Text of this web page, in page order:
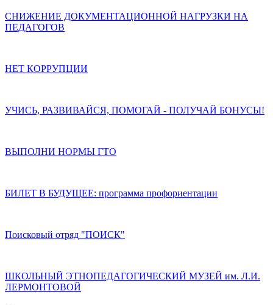
СНИЖЕНИЕ ДОКУМЕНТАЦИОННОЙ НАГРУЗКИ НА
ПЕДАГОГОВ
НЕТ КОРРУПЦИИ
УЧИСЬ, РАЗВИВАЙСЯ, ПОМОГАЙ - ПОЛУЧАЙ БОНУСЫ!
ВЫПОЛНИ НОРМЫ ГТО
БИЛЕТ В БУДУЩЕЕ: программа профориентации
Поисковый отряд "ПОИСК"
ШКОЛЬНЫЙ ЭТНОПЕДАГОГИЧЕСКИЙ МУЗЕЙ им. Л.И.
ЛЕРМОНТОВОЙ